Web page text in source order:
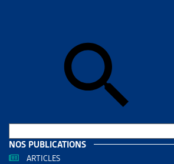
NOS PUBLICATIONS
ARTICLES